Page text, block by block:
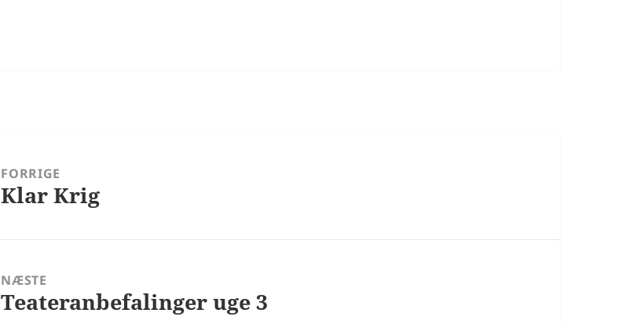
FORRIGE
Forrige
Klar Krig
NÆSTE
Næste
Teateranbefalinger uge 3